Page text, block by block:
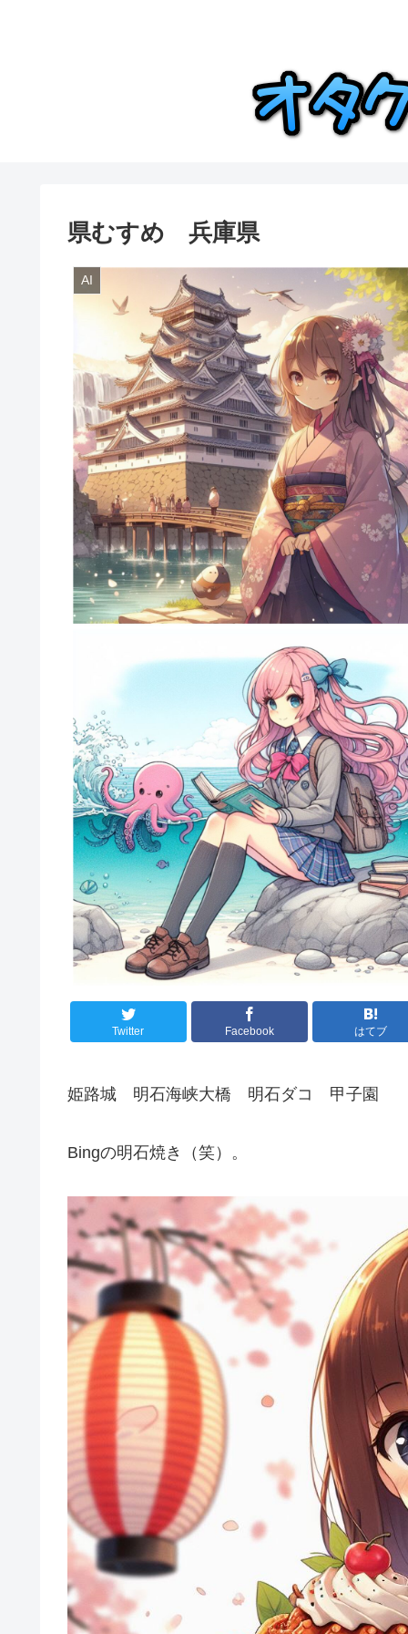
県むすめ 兵庫県
AI
Twitter Facebook はてブ
姫路城 明石海峡大橋 明石ダコ 甲子園
Bingの明石焼き（笑）。